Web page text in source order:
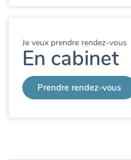
Je veux prendre rendez-vous
En cabinet
Prendre rendez-vous